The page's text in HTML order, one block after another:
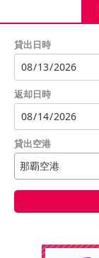
貸出日時
返却日時
貸出空港